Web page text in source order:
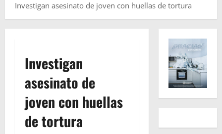
Investigan asesinato de joven con huellas de tortura
Investigan
asesinato de
joven con huellas
de tortura